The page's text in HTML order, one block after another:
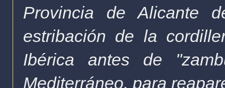
Provincia de Alicante
estribación de la
Ibérica antes de
Mediterráneo, para